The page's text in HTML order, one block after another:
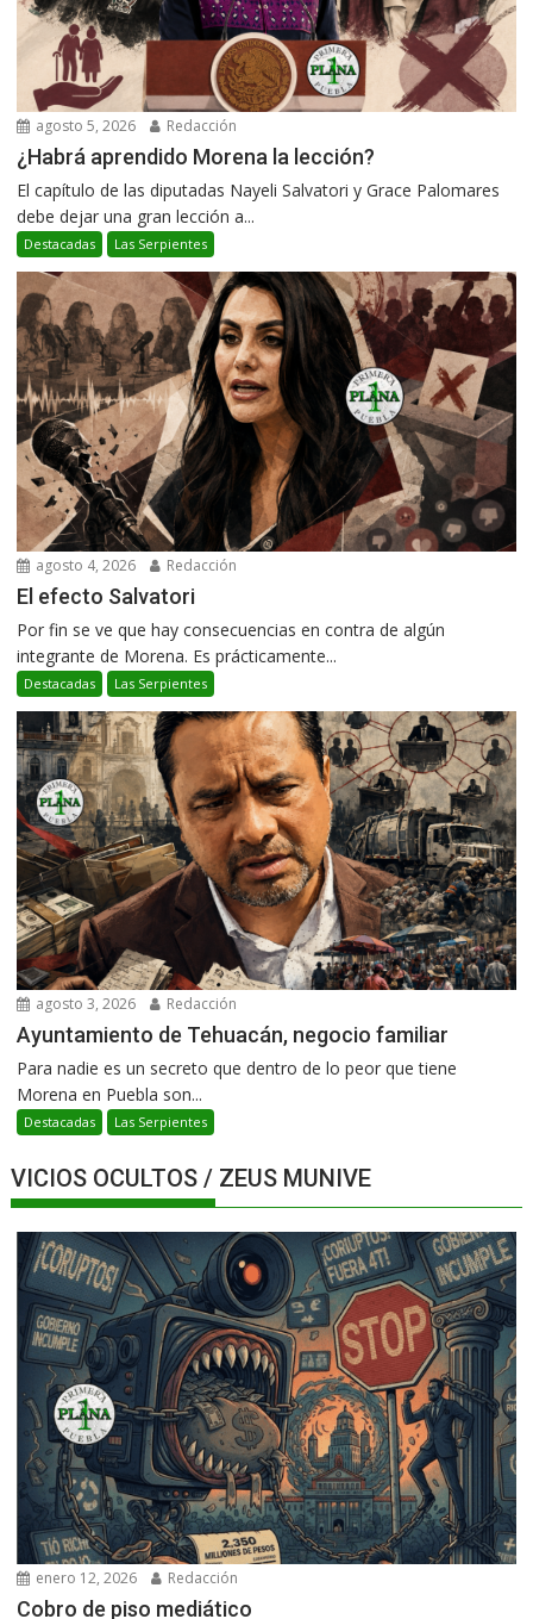
agosto 5, 2026 Redacción
¿Habrá aprendido Morena la lección?
El capítulo de las diputadas Nayeli Salvatori y Grace Palomares
debe dejar una gran lección a...
Destacadas Las Serpientes
agosto 4, 2026 Redacción
El efecto Salvatori
Por fin se ve que hay consecuencias en contra de algún
integrante de Morena. Es prácticamente...
Destacadas Las Serpientes
agosto 3, 2026 Redacción
Ayuntamiento de Tehuacán, negocio familiar
Para nadie es un secreto que dentro de lo peor que tiene
Morena en Puebla son...
Destacadas Las Serpientes
VICIOS OCULTOS / ZEUS MUNIVE
enero 12, 2026 Redacción
Cobro de piso mediático